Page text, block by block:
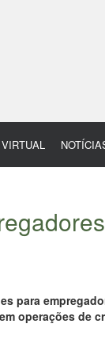
para
operações de